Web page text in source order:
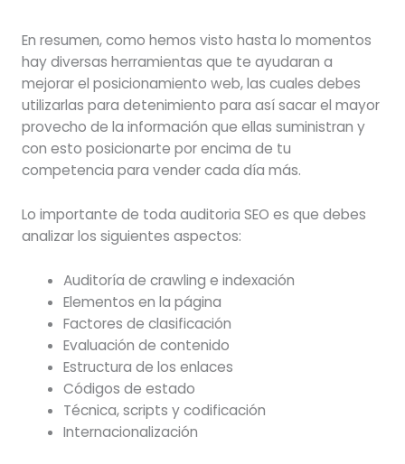
En resumen, como hemos visto hasta lo momentos
hay diversas herramientas que te ayudaran a
mejorar el posicionamiento web, las cuales debes
utilizarlas para detenimiento para así sacar el mayor
provecho de la información que ellas suministran y
con esto posicionarte por encima de tu
competencia para vender cada día más.
Lo importante de toda auditoria SEO es que debes
analizar los siguientes aspectos:
Auditoría de crawling e indexación
Elementos en la página
Factores de clasificación
Evaluación de contenido
Estructura de los enlaces
Códigos de estado
Técnica, scripts y codificación
Internacionalización